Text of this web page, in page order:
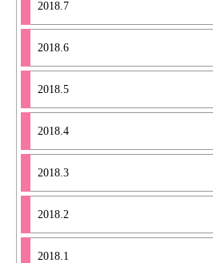
2018.7
2018.6
2018.5
2018.4
2018.3
2018.2
2018.1